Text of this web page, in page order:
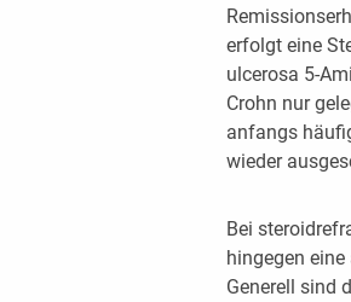
erfolgt eine
ulcerosa 5-
Crohn nur
anfangs
wieder
Bei
hingegen
Generell sind